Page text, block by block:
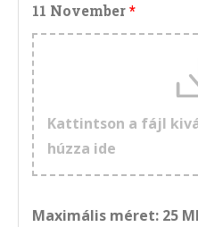
11 November
Kattintson a fájl
húzza ide
Maximális méret: 25